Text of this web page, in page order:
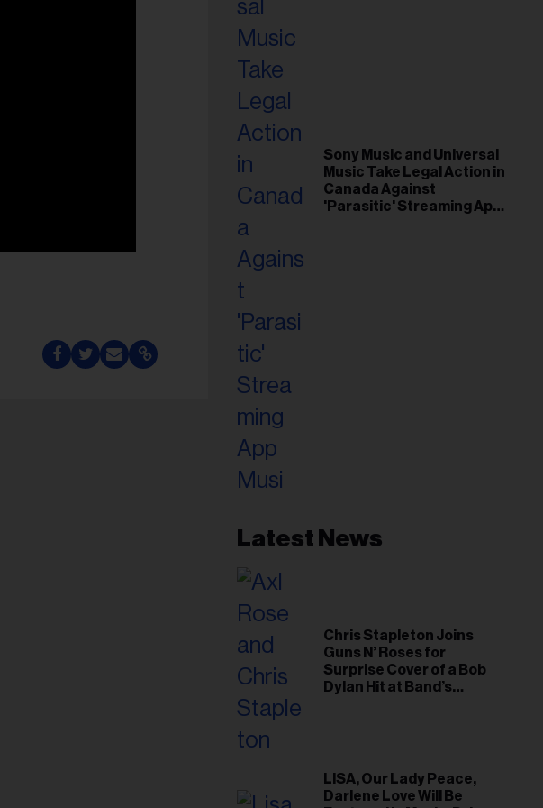
Sony Music and Universal
Music Take Legal Action in
Canada Against
'Parasitic' Streaming App
Latest News
Chris Stapleton Joins
Guns N’ Roses for
Surprise Cover of a Bob
Dylan Hit at Band’s
LISA, Our Lady Peace,
Darlene Love Will Be